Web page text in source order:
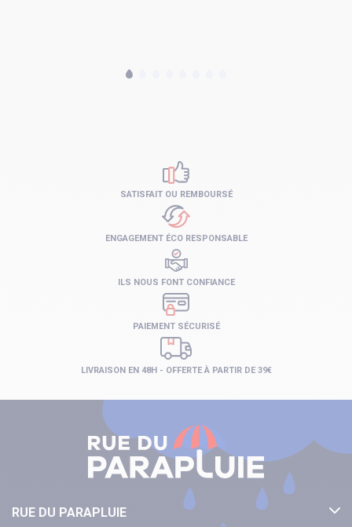
LIVRAISON EN 48H - OFFERTE À PARTIR DE 39€
PAIEMENT SÉCURISÉ
SATISFAIT OU REMBOURSÉ
ENGAGEMENT ÉCO RESPONSABLE
ILS NOUS FONT CONFIANCE
RUE DU PARAPLUIE